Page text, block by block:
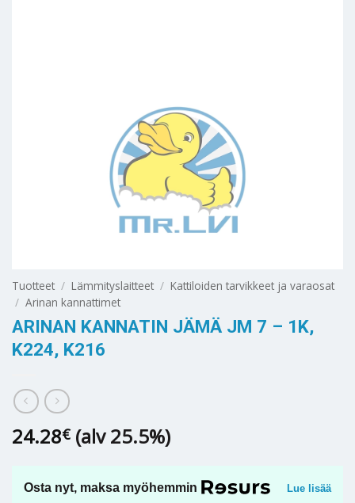
Tuotteet / Lämmityslaitteet / Kattiloiden tarvikkeet ja varaosat
/ Arinan kannattimet
ARINAN KANNATIN JÄMÄ JM 7 – 1K,
K224, K216
24.28€ (alv 25.5%)
Osta nyt, maksa myöhemmin Lue lisää